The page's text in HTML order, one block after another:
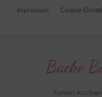
Impressum Cookie-
Backe
Torten,